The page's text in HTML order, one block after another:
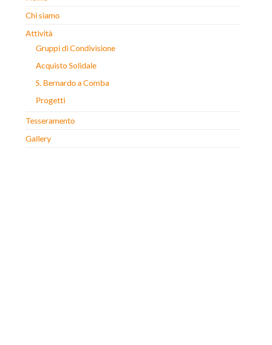
Chi siamo
Attività
Gruppi di Condivisione
Acquisto Solidale
S. Bernardo a Comba
Progetti
Tesseramento
Gallery